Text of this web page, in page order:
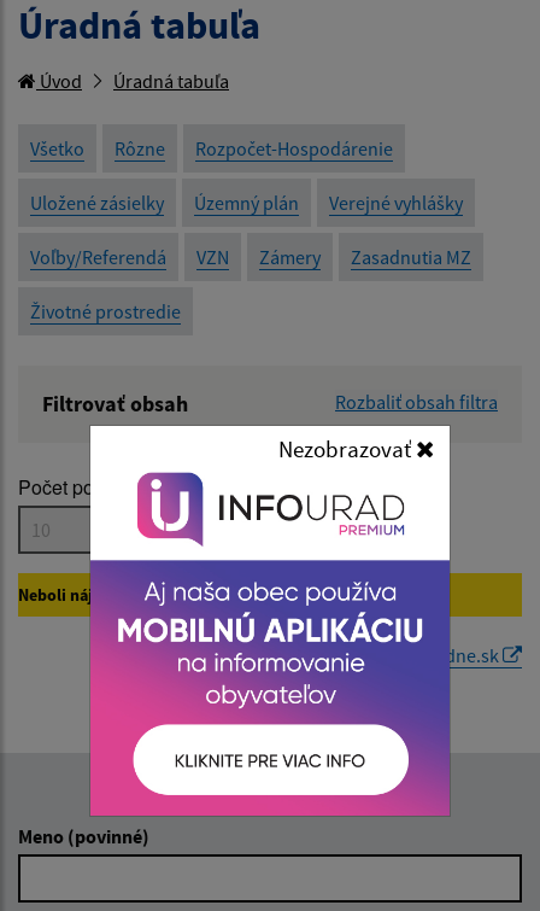
Úradná tabuľa
Úvod Úradná tabuľa
Všetko Rôzne Rozpočet-Hospodárenie
Uložené zásielky Územný plán Verejné vyhlášky
Voľby/Referendá VZN Zámery Zasadnutia MZ
Životné prostredie
Filtrovať obsah Rozbaliť obsah filtra
Názov:
Popis:
Dátum zverejnenia od:
Dátum zverejnenia do:
Filtrovať Reset
Počet položiek na stránke:
Neboli nájdené žiadne vyhovujúce záznamy naÚradne.sk.
Generované portálom Uradne.sk
Napíšte nám:
Meno (povinné)
Nezobrazovať